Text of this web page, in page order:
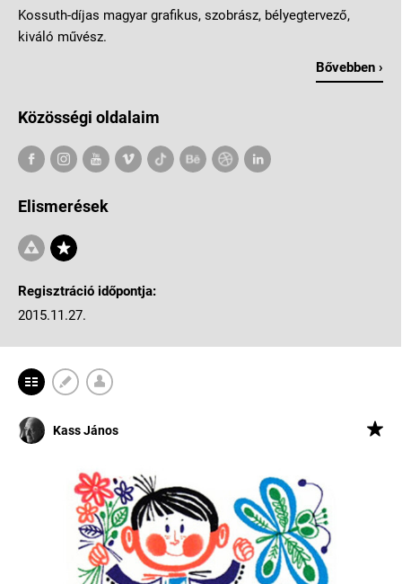
Kossuth-díjas magyar grafikus, szobrász, bélyegtervező,
kiváló művész.
Bővebben ›
Közösségi oldalaim
Elismerések
Regisztráció időpontja:
2015.11.27.
Kass János